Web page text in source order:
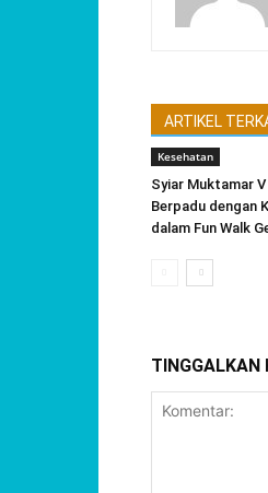
ARTIKEL
Kesehatan
Syiar Muktamar
Berpadu dengan
dalam Fun Walk
TINGGALKAN